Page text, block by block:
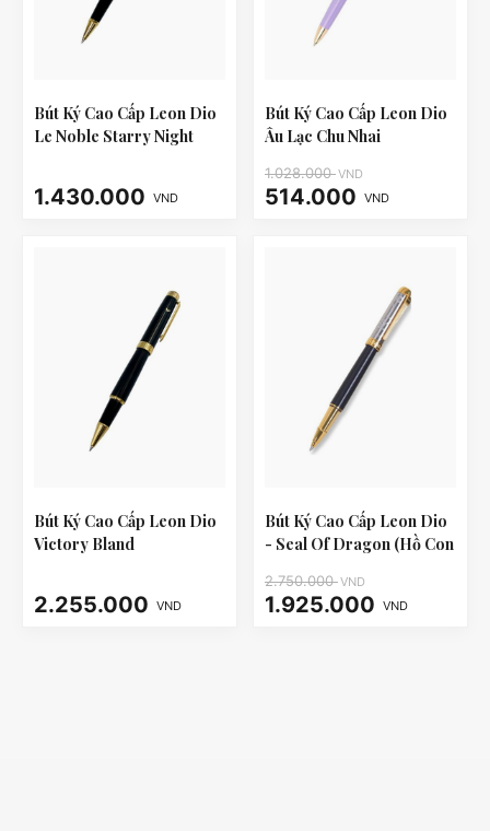
Bút Ký Cao Cấp Leon Dio
Le Noble Starry Night
1.430.000 VND
Bút Ký Cao Cấp Leon Dio
Âu Lạc Chu Nhai
1.028.000VND
514.000 VND
Bút Ký Cao Cấp Leon Dio
Victory Bland
2.255.000 VND
Bút Ký Cao Cấp Leon Dio
- Seal Of Dragon (Hồ Con
2.750.000VND
1.925.000 VND